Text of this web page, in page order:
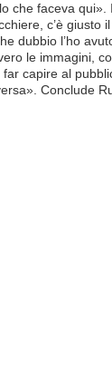
che faceva
c’è giusto
dubbio l’ho
le immagini,
capire al
Conclude